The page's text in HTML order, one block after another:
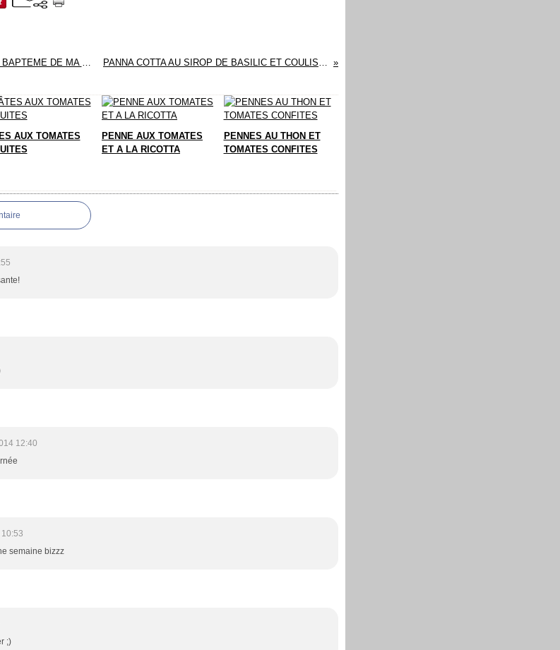
MES PARTENAIRES POUR LE BAPTEME DE MA PETITE FILLE PANNA COTTA AU SIROP DE BASILIC ET COULIS DE FRAISES
AUX TOMATES
PENNE AUX TOMATES
ET A LA RICOTTA
PENNES AU THON ET
TOMATES CONFITES
12:40
semaine bizzz
;)